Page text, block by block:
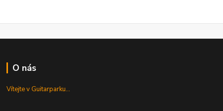
O nás
Vítejte v Guitarparku...